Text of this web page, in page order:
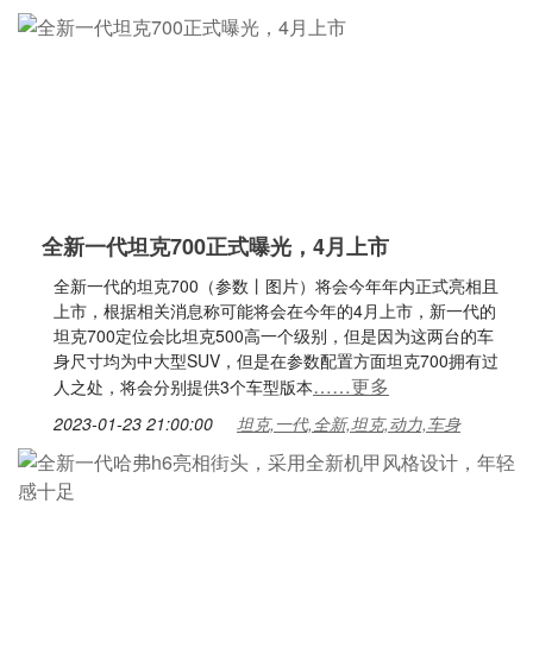
全新一代坦克700正式曝光，4月上市
全新一代的坦克700（参数丨图片）将会今年年内正式亮相且
上市，根据相关消息称可能将会在今年的4月上市，新一代的
坦克700定位会比坦克500高一个级别，但是因为这两台的车
身尺寸均为中大型SUV，但是在参数配置方面坦克700拥有过
人之处，将会分别提供3个车型版本……更多
2023-01-23 21:00:00 坦克,一代,全新,坦克,动力,车身